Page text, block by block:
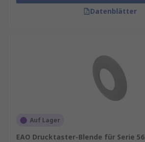
Datenblätter
Auf Lager
EAO Drucktaster-Blende für Serie 56